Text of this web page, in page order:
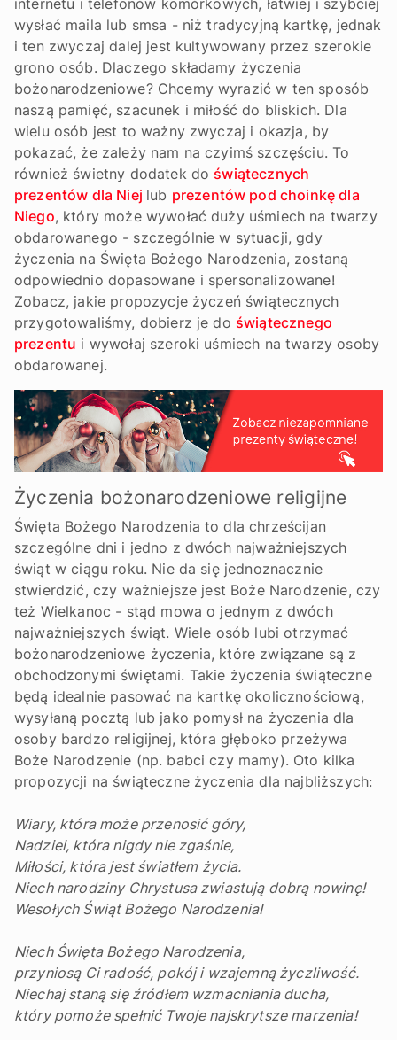
internetu i telefonów komórkowych, łatwiej i szybciej
wysłać maila lub smsa - niż tradycyjną kartkę, jednak
i ten zwyczaj dalej jest kultywowany przez szerokie
grono osób. Dlaczego składamy życzenia
bożonarodzeniowe? Chcemy wyrazić w ten sposób
naszą pamięć, szacunek i miłość do bliskich. Dla
wielu osób jest to ważny zwyczaj i okazja, by
pokazać, że zależy nam na czyimś szczęściu. To
również świetny dodatek do świątecznych
prezentów dla Niej lub prezentów pod choinkę dla
Niego, który może wywołać duży uśmiech na twarzy
obdarowanego - szczególnie w sytuacji, gdy
życzenia na Święta Bożego Narodzenia, zostaną
odpowiednio dopasowane i spersonalizowane!
Zobacz, jakie propozycje życzeń świątecznych
przygotowaliśmy, dobierz je do świątecznego
prezentu i wywołaj szeroki uśmiech na twarzy osoby
obdarowanej.
Życzenia bożonarodzeniowe religijne
Święta Bożego Narodzenia to dla chrześcijan
szczególne dni i jedno z dwóch najważniejszych
świąt w ciągu roku. Nie da się jednoznacznie
stwierdzić, czy ważniejsze jest Boże Narodzenie, czy
też Wielkanoc - stąd mowa o jednym z dwóch
najważniejszych świąt. Wiele osób lubi otrzymać
bożonarodzeniowe życzenia, które związane są z
obchodzonymi świętami. Takie życzenia świąteczne
będą idealnie pasować na kartkę okolicznościową,
wysyłaną pocztą lub jako pomysł na życzenia dla
osoby bardzo religijnej, która głęboko przeżywa
Boże Narodzenie (np. babci czy mamy). Oto kilka
propozycji na świąteczne życzenia dla najbliższych:
Wiary, która może przenosić góry,
Nadziei, która nigdy nie zgaśnie,
Miłości, która jest światłem życia.
Niech narodziny Chrystusa zwiastują dobrą nowinę!
Wesołych Świąt Bożego Narodzenia!
Niech Święta Bożego Narodzenia,
przyniosą Ci radość, pokój i wzajemną życzliwość.
Niechaj staną się źródłem wzmacniania ducha,
który pomoże spełnić Twoje najskrytsze marzenia!